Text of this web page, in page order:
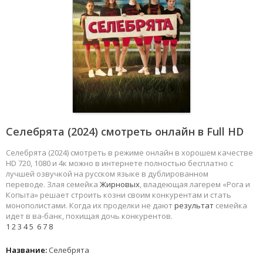
Селебрята (2024) смотреть онлайн в Full HD
Селебрята (2024) смотреть в режиме онлайн в хорошем качестве
HD 720, 1080 и 4к можно в интернете полностью бесплатно с
лучшей озвучкой на русском языке в дублированном
переводе. Злая семейка Жирновых, владеющая лагерем «Рога и
Копыта» решает строить козни своим конкурентам и стать
монополистами. Когда их проделки не даютрезультат семейка
идет в ва-банк, похищая дочь конкурентов.
1 23 45 67 8
Название: Селебрята